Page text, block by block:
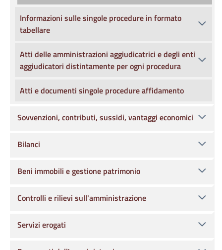
Informazioni sulle singole procedure in formato
tabellare
Atti delle amministrazioni aggiudicatrici e degli enti
aggiudicatori distintamente per ogni procedura
Atti e documenti singole procedure affidamento
Sovvenzioni, contributi, sussidi, vantaggi economici
Bilanci
Beni immobili e gestione patrimonio
Controlli e rilievi sull'amministrazione
Servizi erogati